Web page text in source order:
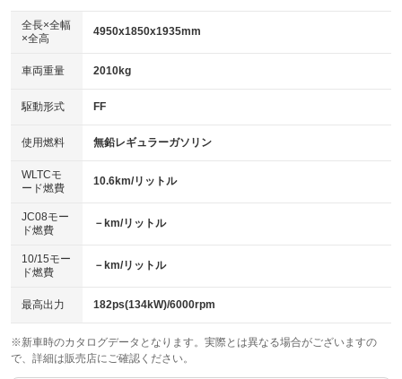
：装備なし
パワーウィンドウ
アイドリングストップ
：装備なし
USB入力端子
：装備なし
100V電源
：装備あり
センターデフロック
：装備なし
電動格納ミラー
：装備なし
：装備あり
革シート
キーレス
HID(キセノンライト)
：装備なし
バックカメラ
：装備あり
エアロ
：装備なし
：装備なし
パワーシート
ベンチシート
：装備なし
チップアップシート
：装備なし
：装備なし ：装備なし
ウォークスルー
：装備なし
全長×全幅
×全高
4950x1850x1935mm
車両重量 2010kg
駆動形式 FF
使用燃料 無鉛レギュラーガソリン
WLTCモ
ード燃費
10.6km/リットル
JC08モー
ド燃費
－km/リットル
10/15モー
ド燃費
－km/リットル
最高出力 182ps(134kW)/6000rpm
※新車時のカタログデータとなります。実際とは異なる場合がございますの
で、詳細は販売店にご確認ください。